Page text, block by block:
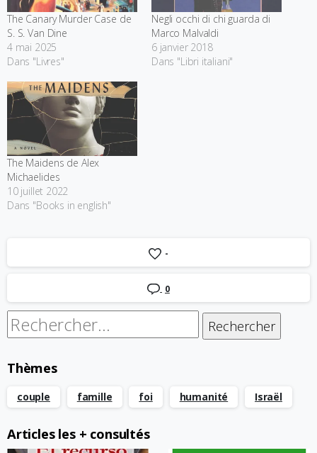
The Canary Murder Case de
S. S. Van Dine
4 mai 2025
Dans "Livres"
Negli occhi di chi guarda di
Marco Malvaldi
6 janvier 2018
Dans "Libri italiani"
The Maidens de Alex
Michaelides
10 juillet 2022
Dans "Books in english"
-
0
Rechercher :
Thèmes
couple famille foi humanité Israël
Articles les + consultés